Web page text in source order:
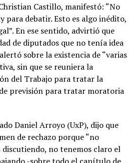
Castillo, manifestó: “No
para debatir. Esto es algo inédito,
En ese sentido, advirtió que
de diputados que no tenía idea
sobre la existencia de “varias
sin que se reuniera la
del Trabajo para tratar la
previsión para tratar moratoria
Daniel Arroyo (UxP), dijo que
de rechazo porque “no
discutiendo, no tenemos claro el